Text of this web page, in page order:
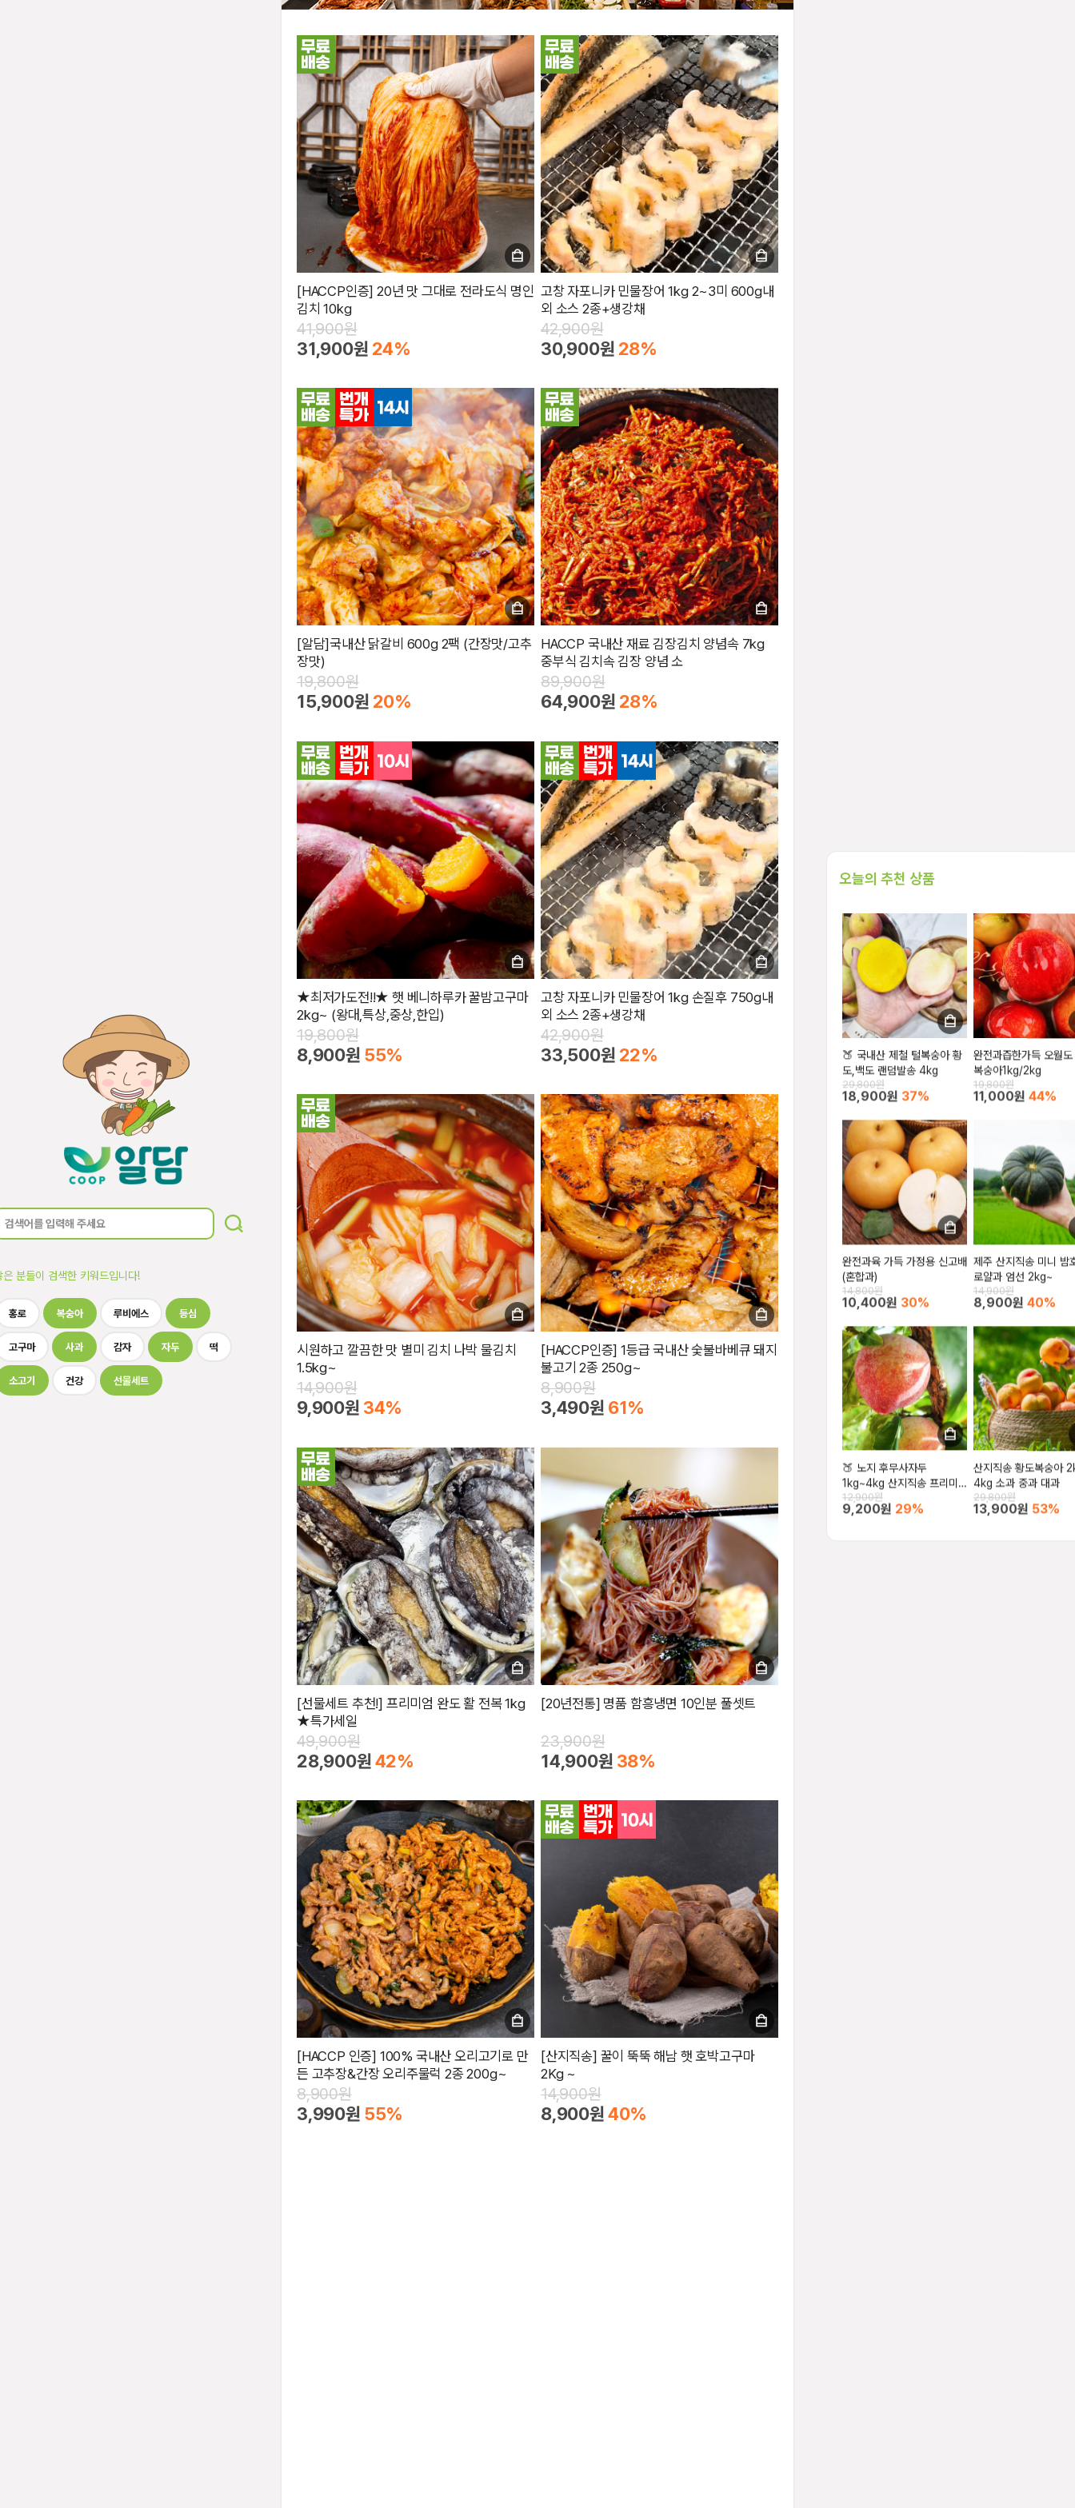
은 분들이 검색한 키워드입니다!
홍로 복숭아 루비에스 등심
고구마 사과 감자 자두 떡
소고기 건강 선물세트
오늘의 추천 상품
🍑 국내산 제철 털복숭아 황
도,백도 랜덤발송 4kg
29,800원
18,900원 37%
완전과즙한가득 오월
복숭아1kg/2kg
19,800원
11,000원 44%
완전과육 가득 가정용 신고배
(혼합과)
14,800원
10,400원 30%
제주 산지직송 미니 밤
로얄과 엄선 2kg~
14,900원
8,900원 40%
🍑 노지 후무사자두
1kg~4kg 산지직송 프리미
엄 자두
12,900원
9,200원 29%
산지직송 황도복숭아 2kg
4kg 소과 중과 대과
29,800원
13,900원 53%
[HACCP인증] 20년 맛 그대로 전라도식 명인
김치 10kg
41,900원
31,900원 24%
고창 자포니카 민물장어 1kg 2~3미 600g내
외 소스 2종+생강채
42,900원
30,900원 28%
[알담]국내산 닭갈비 600g 2팩 (간장맛/고추
장맛)
19,800원
15,900원 20%
HACCP 국내산 재료 김장김치 양념속 7kg
중부식 김치속 김장 양념 소
89,900원
64,900원 28%
★최저가도전!!★ 햇 베니하루카 꿀밤고구마
2kg~ (왕대,특상,중상,한입)
19,800원
8,900원 55%
고창 자포니카 민물장어 1kg 손질후 750g내
외 소스 2종+생강채
42,900원
33,500원 22%
시원하고 깔끔한 맛 별미 김치 나박 물김치
1.5kg~
14,900원
9,900원 34%
[HACCP인증] 1등급 국내산 숯불바베큐 돼지
불고기 2종 250g~
8,900원
3,490원 61%
[선물세트 추천!] 프리미엄 완도 활 전복 1kg
★특가세일
49,900원
28,900원42%
[20년전통] 명품 함흥냉면 10인분 풀셋트
23,900원
14,900원 38%
[HACCP 인증] 100% 국내산 오리고기로 만
든 고추장&간장 오리주물럭 2종 200g~
8,900원
3,990원 55%
[산지직송] 꿀이 뚝뚝 해남 햇 호박고구마
2Kg ~
14,900원
8,900원40%